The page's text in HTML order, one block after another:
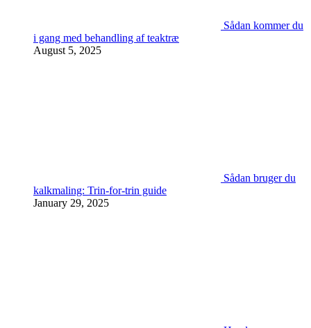
Sådan kommer du
i gang med behandling af teaktræ
August 5, 2025
Sådan bruger du
kalkmaling: Trin-for-trin guide
January 29, 2025